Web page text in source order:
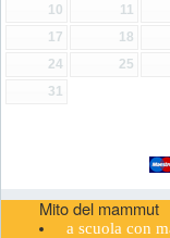
10
11
17
18
24
25
31
Mito del mammut
a scuola con